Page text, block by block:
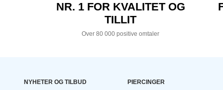
NR. 1 FOR KVALITET OG
TILLIT
Over 80 000 positive omtaler
NYHETER OG TILBUD PIERCINGER